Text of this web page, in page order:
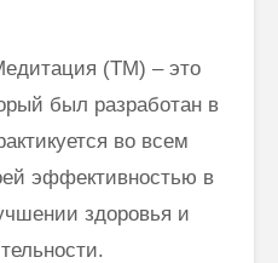
(ТМ) – это
был разработан в
во всем
эффективностью в
здоровья и